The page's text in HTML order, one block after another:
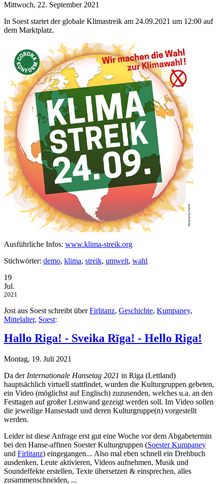
Mittwoch, 22. September 2021
In Soest startet der globale Klimastreik am 24.09.2021 um 12:00 auf
dem Marktplatz.
Ausführliche Infos: www.klima-streik.org
Stichwörter: demo, klima, streik, umwelt, wahl
19
Jul.
2021
Jost aus Soest schreibt überFirlitanz, Geschichte, Kumpaney,
Mittelalter, Soest:
Hallo Riga! - Sveika Rīga! - Hello Riga!
Montag, 19. Juli 2021
Da der Internationale Hansetag 2021 in Riga (Lettland)
hauptsächlich virtuell stattfindet, wurden die Kulturgruppen gebeten,
ein Video (möglichst auf Englisch) zuzusenden, welches u.a. an den
Festtagen auf großer Leinwand gezeigt werden soll. Im Video sollen
die jeweilige Hansestadt und deren Kulturgruppe(n) vorgestellt
werden.
Leider ist diese Anfrage erst gut eine Woche vor dem Abgabetermin
bei den Hanse-affinen Soester Kulturgruppen (Soester Kumpaney
und Firlitanz) eingegangen... Also mal eben schnell ein Drehbuch
ausdenken, Leute aktivieren, Videos aufnehmen, Musik und
Soundeffekte erstellen, Texte übersetzen & einsprechen, alles
zusammenschneiden, ...